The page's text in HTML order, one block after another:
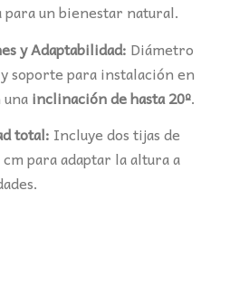
para un bienestar natural.
y Adaptabilidad: Diámetro
y soporte para instalación en
inclinación de hasta 20º.
total: Incluye dos tijas de
cm para adaptar la altura a